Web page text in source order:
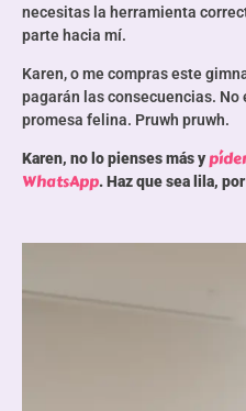
necesitas la herramienta
parte hacia mí.
Karen, o me compras este
pagarán las consecuencias. No
promesa felina. Pruwh pruwh.
Karen, no lo pienses más y
WhatsApp. Haz que sea lila,